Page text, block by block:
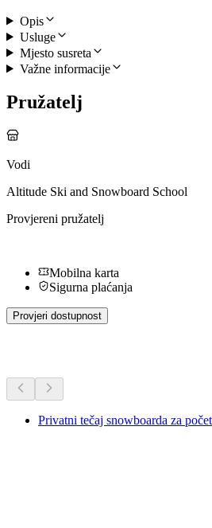
Opis
Usluge
Mjesto susreta
Važne informacije
Pružatelj
Vodi
Altitude Ski and Snowboard School
Provjereni pružatelj
Mobilna karta
Sigurna plaćanja
Provjeri dostupnost
Privatni tečaj snowboarda za